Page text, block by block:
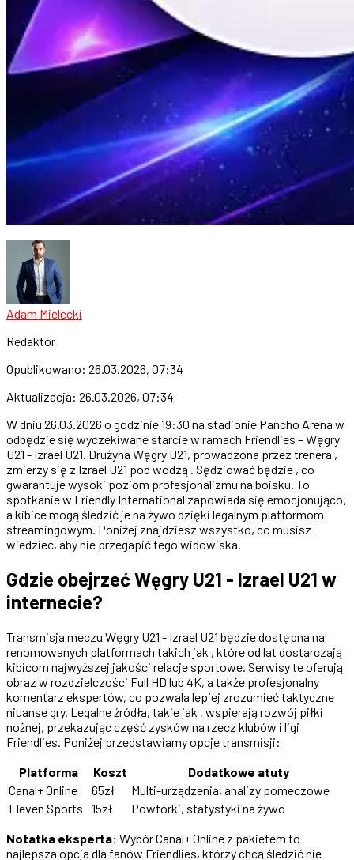
Adam Mielecki
Redaktor
Opublikowano: 26.03.2026, 07:34
Aktualizacja: 26.03.2026, 07:34
W dniu 26.03.2026 o godzinie 19:30 na stadionie Pancho Arena w
odbędzie się wyczekiwane starcie w ramach Friendlies – Węgry
U21 - Izrael U21. Drużyna Węgry U21, prowadzona przez trenera ,
zmierzy się z Izrael U21 pod wodzą . Sędziować będzie , co
gwarantuje wysoki poziom profesjonalizmu na boisku. To
spotkanie w Friendly International zapowiada się emocjonująco,
a kibice mogą śledzić je na żywo dzięki legalnym platformom
streamingowym. Poniżej znajdziesz wszystko, co musisz
wiedzieć, aby nie przegapić tego widowiska.
Gdzie obejrzeć Węgry U21 - Izrael U21 w
internecie?
Transmisja meczu Węgry U21 - Izrael U21 będzie dostępna na
renomowanych platformach takich jak , które od lat dostarczają
kibicom najwyższej jakości relacje sportowe. Serwisy te oferują
obraz w rozdzielczości Full HD lub 4K, a także profesjonalny
komentarz ekspertów, co pozwala lepiej zrozumieć taktyczne
niuanse gry. Legalne źródła, takie jak , wspierają rozwój piłki
nożnej, przekazując część zysków na rzecz klubów i ligi
Friendlies. Poniżej przedstawiamy opcje transmisji:
Platforma
Koszt
Dodatkowe atuty
Canal+ Online
65zł
Multi-urządzenia, analizy pomeczowe
Eleven Sports
15zł
Powtórki, statystyki na żywo
Notatka eksperta: Wybór Canal+ Online z pakietem to
najlepsza opcja dla fanów Friendlies, którzy chcą śledzić nie